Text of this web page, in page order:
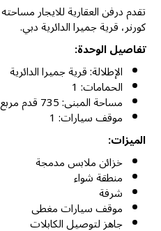
كورنر، قرية جميرا الدائرية دبي.
تفاصيل الوحدة:
الإطلالة: قرية جميرا الدائرية
الحمامات: 1
مساحة المبنى: 735 قدم مربع
موقف سيارات: 1
الميزات:
خزائن ملابس مدمجة
منطقة شواء
شرفة
موقف سيارات مغطى
جاهز لتوصيل الكابلات